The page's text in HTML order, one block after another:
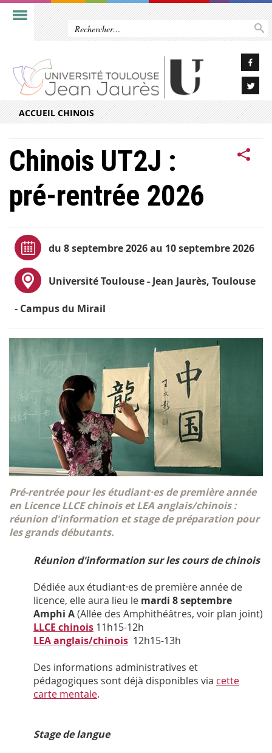
ACCUEIL CHINOIS
Chinois UT2J :
pré-rentrée 2026
du 8 septembre 2026 au 10 septembre 2026
Université Toulouse - Jean Jaurès, Toulouse
- Campus du Mirail
Pré-rentrée pour les étudiant·es de première année
en Licence LLCE chinois et LEA anglais/chinois :
réunion d'information et stage de préparation pour
les grands débutants.
Réunion d'information sur les cours de chinois
Dédiée aux étudiant·es de première année de
licence, elle aura lieu le mardi 8 septembre
Amphi A(Allée des Amphithéâtres, voir plan joint)
LLCE chinois 11h15-12h
LEA anglais/chinois 12h15-13h
Des informations administratives et
pédagogiques sont déjà disponibles via cette
carte mentale.
Stage de langue